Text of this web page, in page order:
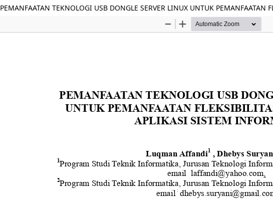
PEMANFAATAN TEKNOLOGI USB DONGLE SERVER LINUX UNTUK